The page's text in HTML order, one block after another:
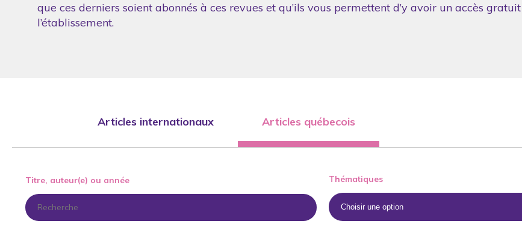
que ces derniers soient abonnés à ces revues et qu’ils vous permettent d’y avoir un accès
l’établissement.
Articles internationaux Articles québecois
Titre, auteur(e) ou année Thématiques